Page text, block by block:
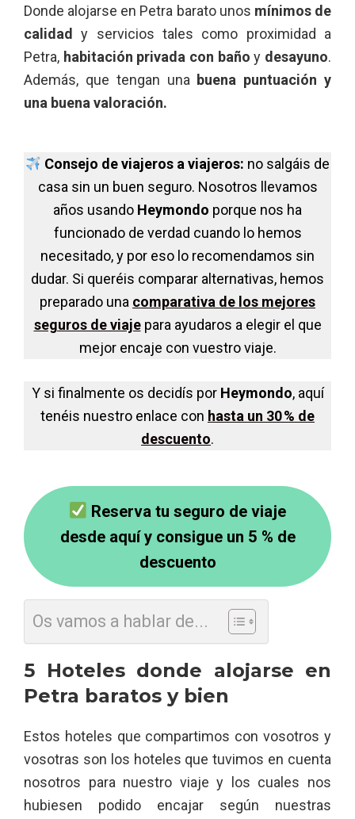
Donde alojarse en Petra barato unos mínimos de
calidad
y servicios tales como proximidad a
Petra, habitación privada con baño y desayuno.
Además, que tengan una buena puntuación y
una buena valoración.
Consejo de viajeros a viajeros: no salgáis de
casa sin un buen seguro. Nosotros llevamos
años usando Heymondo porque nos ha
funcionado de verdad cuando lo hemos
necesitado, y por eso lo recomendamos sin
dudar. Si queréis comparar alternativas, hemos
preparado una comparativa de los mejores
seguros de viajepara ayudaros a elegir el que
mejor encaje con vuestro viaje.
Y si finalmente os decidís por Heymondo, aquí
tenéis nuestro enlace con hasta un 30 % de
descuento.
Reserva tu seguro de viaje
desde aquí y consigue un 5 % de
descuento
Os vamos a hablar de...
5 Hoteles donde alojarse en
Petra baratos y bien
Estos hoteles que compartimos con vosotros y
vosotras son los hoteles que tuvimos en cuenta
nosotros para nuestro viaje y los cuales nos
hubiesen podido encajar según nuestras